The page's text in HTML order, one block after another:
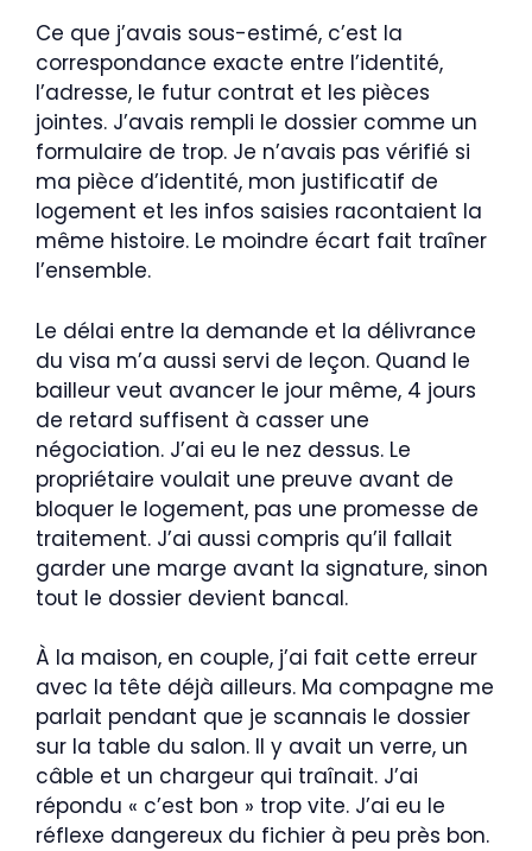
Ce que j’avais sous-estimé, c’est la
correspondance exacte entre l’identité,
l’adresse, le futur contrat et les pièces
jointes. J’avais rempli le dossier comme un
formulaire de trop. Je n’avais pas vérifié si
ma pièce d’identité, mon justificatif de
logement et les infos saisies racontaient la
même histoire. Le moindre écart fait traîner
l’ensemble.
Le délai entre la demande et la délivrance
du visa m’a aussi servi de leçon. Quand le
bailleur veut avancer le jour même, 4 jours
de retard suffisent à casser une
négociation. J’ai eu le nez dessus. Le
propriétaire voulait une preuve avant de
bloquer le logement, pas une promesse de
traitement. J’ai aussi compris qu’il fallait
garder une marge avant la signature, sinon
tout le dossier devient bancal.
À la maison, en couple, j’ai fait cette erreur
avec la tête déjà ailleurs. Ma compagne me
parlait pendant que je scannais le dossier
sur la table du salon. Il y avait un verre, un
câble et un chargeur qui traînait. J’ai
répondu « c’est bon » trop vite. J’ai eu le
réflexe dangereux du fichier à peu près bon.